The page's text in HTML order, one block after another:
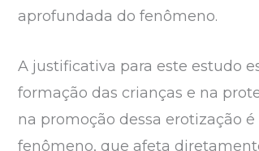
aprofundada do fenômeno.
A justificativa para este estudo
formação das crianças e na
na promoção dessa erotização
fenômeno, que afeta